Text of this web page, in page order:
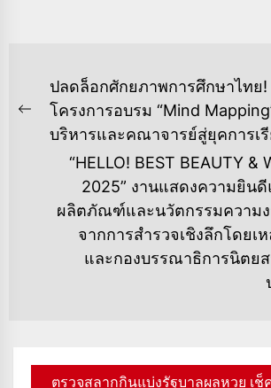
แนะแนว
เรื่อง
Previous
post:
ปลดล็อกศักยภาพการศึกษาไทย!
โครงการอบรม “Mind
บริหารและคณาจารย์สู่ยุคการเ
“HELLO! BEST BEAUTY &
2025” งานแสดงความยิน
ผลิตภัณฑ์และนวัตกรรมความ
จากการสำรวจเชิงลึกโดยเห
และกองบรรณาธิการนิตยส
ตรวจสลากกินแบ่งรัฐบาลผลหวย เ